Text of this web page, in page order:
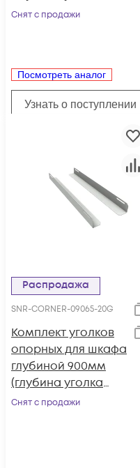
200мм),
CORNER-04520-20B)
Снят с продажи
Посмотреть аналог
Узнать о поступлении
Распродажа
SNR-CORNER-09065-20G
Комплект уголков
опорных для шкафа
глубиной 900мм
(глубина уголка
650мм),
Снят с продажи